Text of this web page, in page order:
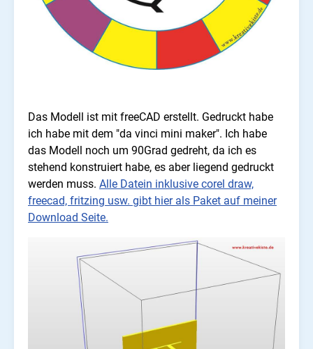
Das Modell ist mit freeCAD erstellt. Gedruckt habe
ich habe mit dem "da vinci mini maker". Ich habe
das Modell noch um 90Grad gedreht, da ich es
stehend konstruiert habe, es aber liegend gedruckt
werden muss. Alle Datein inklusive corel draw,
freecad, fritzing usw. gibt hier als Paket auf meiner
Download Seite.